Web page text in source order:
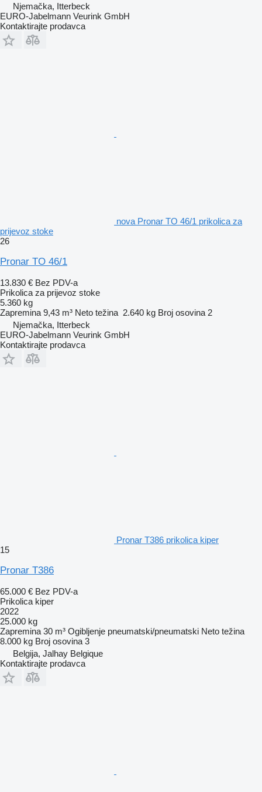
Njemačka, Itterbeck
EURO-Jabelmann Veurink GmbH
Kontaktirajte prodavca
nova Pronar TO 46/1 prikolica za
prijevoz stoke
26
Pronar TO 46/1
13.830 € Bez PDV-a
Prikolica za prijevoz stoke
5.360 kg
Zapremina 9,43 m³ Neto težina 2.640 kg Broj osovina 2
Njemačka, Itterbeck
EURO-Jabelmann Veurink GmbH
Kontaktirajte prodavca
Pronar T386 prikolica kiper
15
Pronar T386
65.000 € Bez PDV-a
Prikolica kiper
2022
25.000 kg
Zapremina 30 m³ Ogibljenje pneumatski/pneumatski Neto težina
8.000 kg Broj osovina 3
Belgija, Jalhay Belgique
Kontaktirajte prodavca